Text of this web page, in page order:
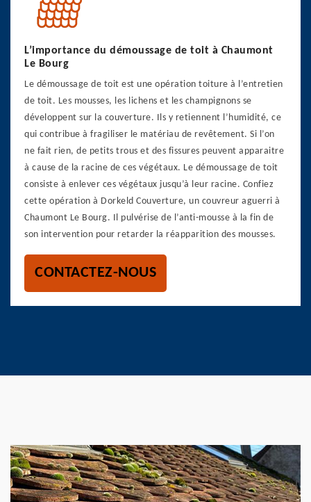
L’importance du démoussage de toit à Chaumont
Le Bourg
Le démoussage de toit est une opération toiture à l’entretien
de toit. Les mousses, les lichens et les champignons se
développent sur la couverture. Ils y retiennent l’humidité, ce
qui contribue à fragiliser le matériau de revêtement. Si l’on
ne fait rien, de petits trous et des fissures peuvent apparaitre
à cause de la racine de ces végétaux. Le démoussage de toit
consiste à enlever ces végétaux jusqu’à leur racine. Confiez
cette opération à Dorkeld Couverture, un couvreur aguerri à
Chaumont Le Bourg. Il pulvérise de l’anti-mousse à la fin de
son intervention pour retarder la réapparition des mousses.
CONTACTEZ-NOUS